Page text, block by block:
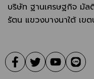
บริษัท ฐานเศรษฐกิจ มั
รัตน แขวงบางนาใต้ เข